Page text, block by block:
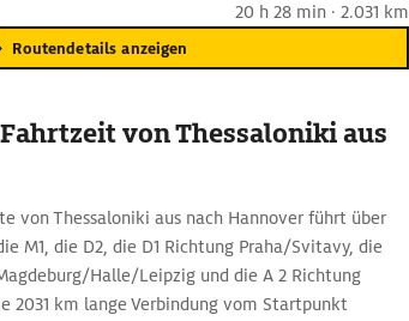
20 h 28 min · 2.031 km
Routendetails anzeigen
von Thessaloniki aus
von Thessaloniki aus nach Hannover führt über
M1, die D2, die D1 Richtung Praha/Svitavy, die
Halle/Leipzig und die A 2 Richtung
2031 km lange Verbindung vom Startpunkt